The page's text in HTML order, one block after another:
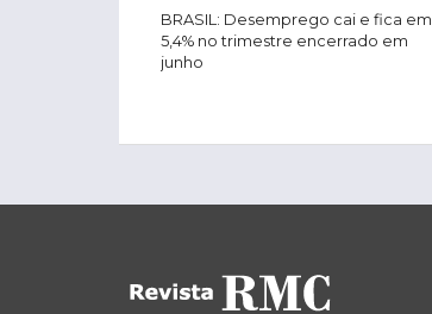
BRASIL: Desemprego cai e fica em
5,4% no trimestre encerrado em
junho